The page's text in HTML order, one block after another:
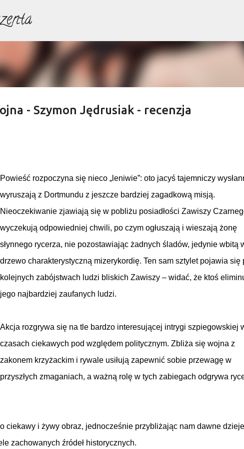
- Szymon Jędrusiak - recenzja
Powieść rozpoczyna się nieco „leniwie”: oto jacyś tajemniczy
wyruszają z Dortmundu z jeszcze bardziej zagadkową misją.
Nieoczekiwanie zjawiają się w pobliżu posiadłości Zawiszy
wyczekują odpowiedniej chwili, po czym ogłuszają i wieszają żonę
słynnego rycerza, nie pozostawiając żadnych śladów, jedynie wbitą
drzewo charakterystyczną mizerykordię. Ten sam sztylet pojawia się
kolejnych zabójstwach ludzi bliskich Zawiszy – widać, że ktoś
jego najbardziej zaufanych ludzi.
Akcja rozgrywa się na tle bardzo interesującej intrygi szpiegowskiej
czasach ciekawych pod względem politycznym. Zbliża się wojna z
zakonem krzyżackim i rywale usiłują zapewnić sobie przewagę w
przyszłych zmaganiach, a ważną rolę w tych zabiegach odgrywa
ciekawy i żywy obraz, jednocześnie przybliżając nam dawne dzieje
zachowanych źródeł historycznych.